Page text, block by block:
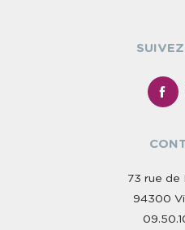
73 rue de
94300